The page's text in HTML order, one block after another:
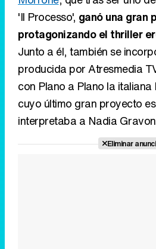
'Il Processo', ganó una gran
protagonizando el thriller
Junto a él, también se
producida por Atresmedia
con Plano a Plano la
cuyo último gran proyecto
interpretaba a Nadia
Eliminar